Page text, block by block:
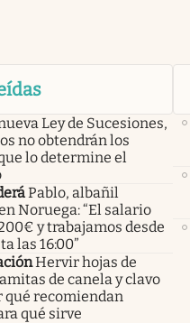
Ley de Sucesiones,
no obtendrán los
lo determine el
Pablo, albañil
Noruega: “El salario
y trabajamos desde
las 16:00”
Hervir hojas de
de canela y clavo
qué recomiendan
qué sirve